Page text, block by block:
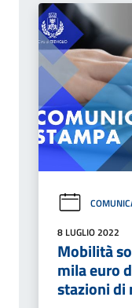
8 LUGLIO 2022
Mobilità
mila euro
stazioni di